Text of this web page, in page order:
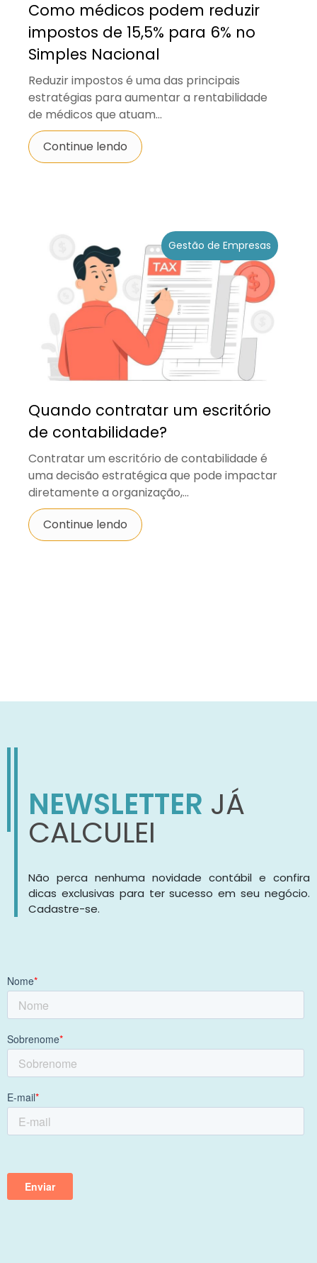
Como médicos podem reduzir
impostos de 15,5% para 6% no
Simples Nacional
Reduzir impostos é uma das principais
estratégias para aumentar a rentabilidade
de médicos que atuam...
Continue lendo
Gestão de Empresas
Quando contratar um escritório
de contabilidade?
Contratar um escritório de contabilidade é
uma decisão estratégica que pode impactar
diretamente a organização,...
Continue lendo
NEWSLETTER JÁ
CALCULEI
Não perca nenhuma novidade contábil e confira
dicas exclusivas para ter sucesso em seu negócio.
Cadastre-se.